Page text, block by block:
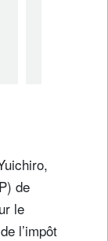
de
le
l’impôt